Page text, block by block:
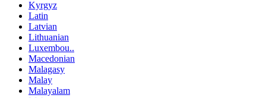
Kyrgyz
Latin
Latvian
Lithuanian
Luxembou..
Macedonian
Malagasy
Malay
Malayalam